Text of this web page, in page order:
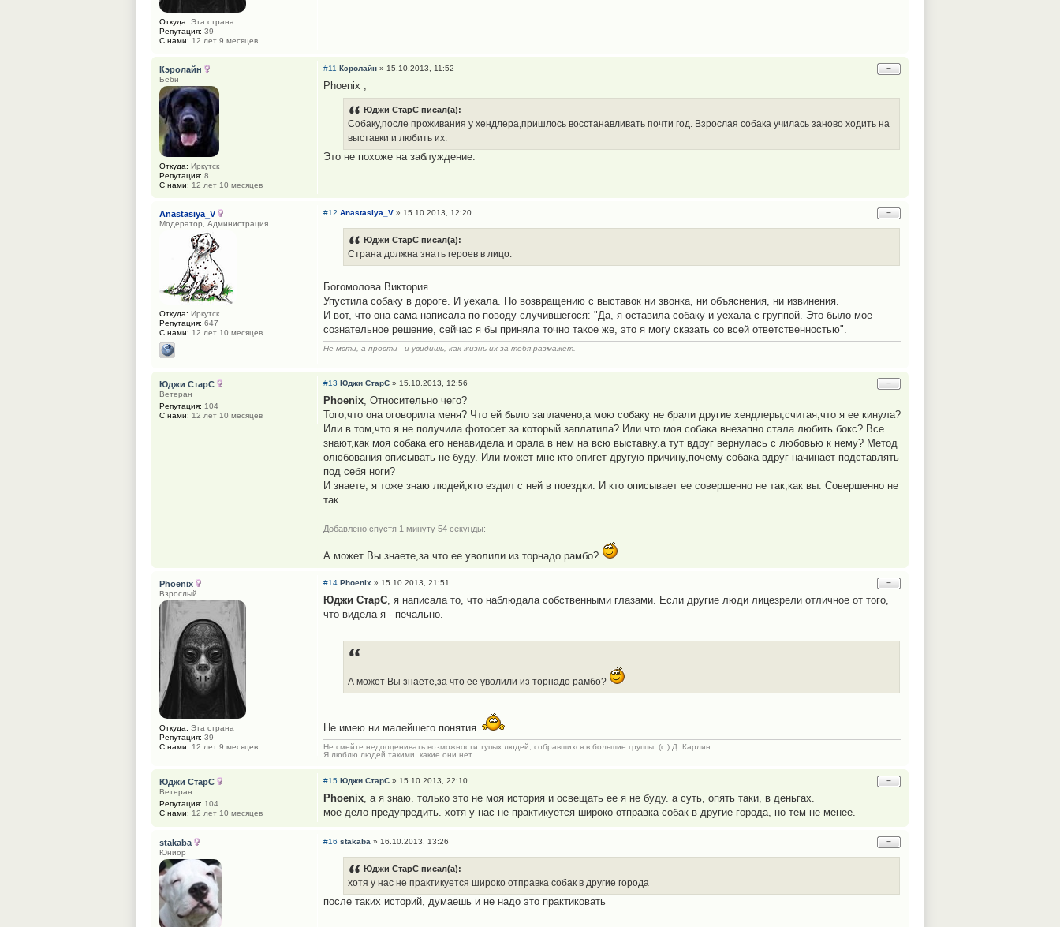
Откуда: Эта страна
Репутация: 39
С нами: 12 лет 9 месяцев
−
#11 Кэролайн » 15.10.2013, 11:52
Phoenix ,
Юджи СтарС писал(а):
Собаку,после проживания у хендлера,пришлось восстанавливать почти год. Взрослая собака училась заново ходить на
выставки и любить их.
Это не похоже на заблуждение.
Кэролайн
Беби
Откуда: Иркутск
Репутация: 8
С нами: 12 лет 10 месяцев
−
#12 Anastasiya_V » 15.10.2013, 12:20
Юджи СтарС писал(а):
Страна должна знать героев в лицо.
Богомолова Виктория.
Упустила собаку в дороге. И уехала. По возвращению с выставок ни звонка, ни объяснения, ни извинения.
И вот, что она сама написала по поводу случившегося: "Да, я оставила собаку и уехала с группой. Это было мое
сознательное решение, сейчас я бы приняла точно такое же, это я могу сказать со всей ответственностью".
Не мсти, а прости - и увидишь, как жизнь их за тебя размажет.
Anastasiya_V
Модератор, Администрация
Откуда: Иркутск
Репутация: 647
С нами: 12 лет 10 месяцев
−
#13 Юджи СтарС » 15.10.2013, 12:56
Phoenix, Относительно чего?
Того,что она оговорила меня? Что ей было заплачено,а мою собаку не брали другие хендлеры,считая,что я ее кинула?
Или в том,что я не получила фотосет за который заплатила? Или что моя собака внезапно стала любить бокс? Все
знают,как моя собака его ненавидела и орала в нем на всю выставку.а тут вдруг вернулась с любовью к нему? Метод
олюбования описывать не буду. Или может мне кто опигет другую причину,почему собака вдруг начинает подставлять
под себя ноги?
И знаете, я тоже знаю людей,кто ездил с ней в поездки. И кто описывает ее совершенно не так,как вы. Совершенно не
так.
Добавлено спустя 1 минуту 54 секунды:
А может Вы знаете,за что ее уволили из торнадо рамбо?
Юджи СтарС
Ветеран
Репутация: 104
С нами: 12 лет 10 месяцев
−
#14 Phoenix » 15.10.2013, 21:51
Юджи СтарС, я написала то, что наблюдала собственными глазами. Если другие люди лицезрели отличное от того,
что видела я - печально.
А может Вы знаете,за что ее уволили из торнадо рамбо?
Не имею ни малейшего понятия
Не смейте недооценивать возможности тупых людей, собравшихся в большие группы. (с.) Д. Карлин
Я люблю людей такими, какие они нет.
Phoenix
Взрослый
Откуда: Эта страна
Репутация: 39
С нами: 12 лет 9 месяцев
−
#15 Юджи СтарС » 15.10.2013, 22:10
Phoenix, а я знаю. только это не моя история и освещать ее я не буду. а суть, опять таки, в деньгах.
мое дело предупредить. хотя у нас не практикуется широко отправка собак в другие города, но тем не менее.
Юджи СтарС
Ветеран
Репутация: 104
С нами: 12 лет 10 месяцев
−
#16 stakaba » 16.10.2013, 13:26
Юджи СтарС писал(а):
хотя у нас не практикуется широко отправка собак в другие города
после таких историй, думаешь и не надо это практиковать
stakaba
Юниор